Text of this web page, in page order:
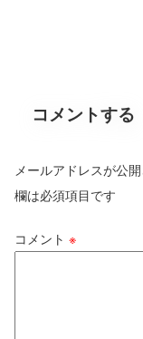
コメントする
メールアドレスが公
欄は必須項目です
コメント ※